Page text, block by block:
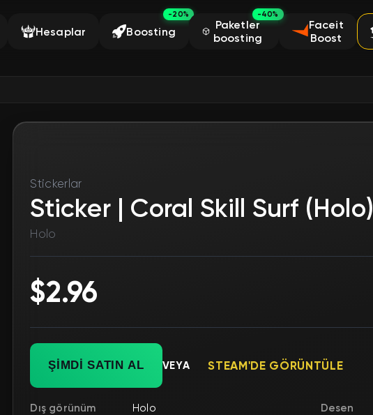
Hesaplar Boosting
-20%
Paketler
boosting
-40%
Faceit
Boost
Stickerlar
Sticker | Coral Skill Surf (Holo)
Holo
$2.96
ŞİMDİ SATIN AL VEYA STEAM'DE GÖRÜNTÜLE
Dış görünüm Holo Desen